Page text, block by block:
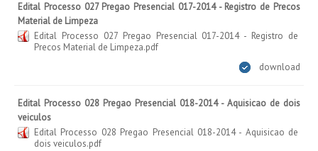
Edital Processo 027 Pregao Presencial 017-2014 - Registro de Precos
Material de Limpeza
Edital Processo 027 Pregao Presencial 017-2014 - Registro de
Precos Material de Limpeza.pdf
download
Edital Processo 028 Pregao Presencial 018-2014 - Aquisicao de dois
veiculos
Edital Processo 028 Pregao Presencial 018-2014 - Aquisicao de
dois veiculos.pdf